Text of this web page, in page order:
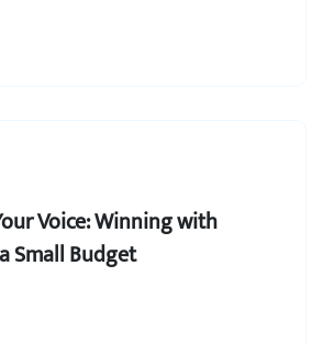
Voice: Winning with
Small Budget